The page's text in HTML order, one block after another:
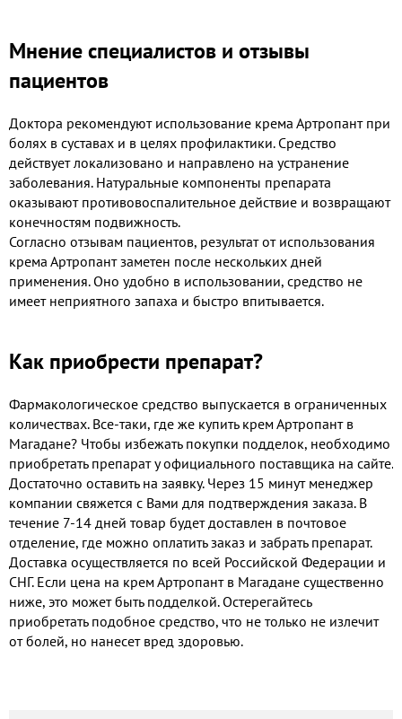
Мнение специалистов и отзывы
пациентов
Доктора рекомендуют использование крема Артропант при
болях в суставах и в целях профилактики. Средство
действует локализовано и направлено на устранение
заболевания. Натуральные компоненты препарата
оказывают противовоспалительное действие и возвращают
конечностям подвижность.
Согласно отзывам пациентов, результат от использования
крема Артропант заметен после нескольких дней
применения. Оно удобно в использовании, средство не
имеет неприятного запаха и быстро впитывается.
Как приобрести препарат?
Фармакологическое средство выпускается в ограниченных
количествах. Все-таки, где же купить крем Артропант в
Магадане? Чтобы избежать покупки подделок, необходимо
приобретать препарат у официального поставщика на сайте.
Достаточно оставить на заявку. Через 15 минут менеджер
компании свяжется с Вами для подтверждения заказа. В
течение 7-14 дней товар будет доставлен в почтовое
отделение, где можно оплатить заказ и забрать препарат.
Доставка осуществляется по всей Российской Федерации и
СНГ. Если цена на крем Артропант в Магадане существенно
ниже, это может быть подделкой. Остерегайтесь
приобретать подобное средство, что не только не излечит
от болей, но нанесет вред здоровью.